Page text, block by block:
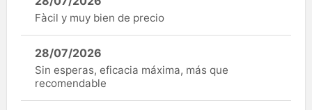
Fàcil y muy bien de precio
28/07/2026
Sin esperas, eficacia máxima, más que
recomendable